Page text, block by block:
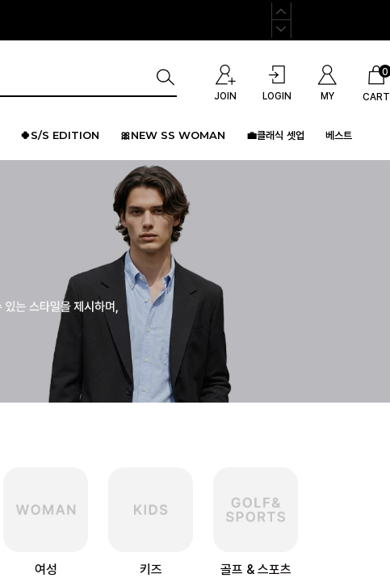
JOIN LOGIN MY CART
0
🍀S/S EDITION 🎀NEW SS WOMAN 💼클래식 셋업 베스트
여성 키즈 골프 & 스포츠